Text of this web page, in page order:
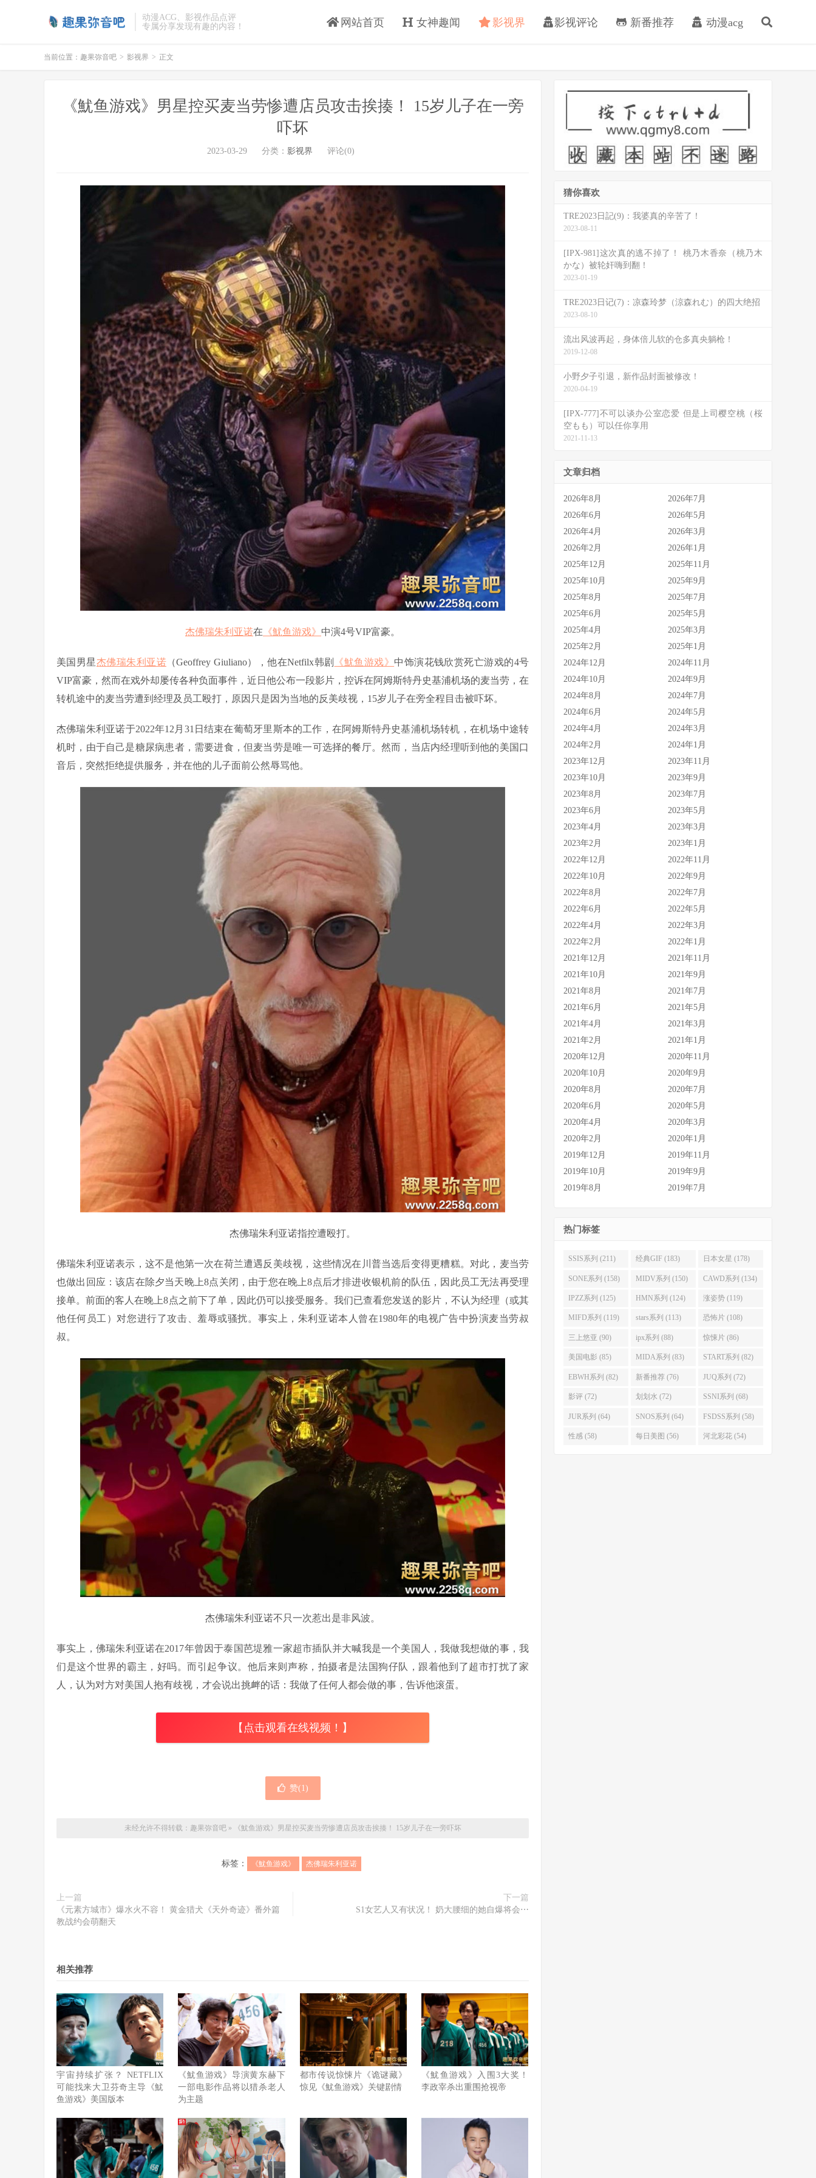
动漫ACG、影视作品点评
专属分享发现有趣的内容！
网站首页 女神趣闻 影视界 影视评论 新番推荐 动漫acg
当前位置： 趣果弥音吧 > 影视界 > 正文
《魷鱼游戏》男星控买麦当劳惨遭店员攻击挨揍！ 15岁儿子在一旁
吓坏
2023-03-29 分类： 影视界 评论(0)
杰佛瑞朱利亚诺在 《魷鱼游戏》 中演4号VIP富豪。
美国男星杰佛瑞朱利亚诺（Geoffrey Giuliano），他在Netfilx韩剧 《魷鱼游戏》 中饰演花钱欣赏死亡游戏的4号
VIP富豪，然而在戏外却屡传各种负面事件，近日他公布一段影片，控诉在阿姆斯特丹史基浦机场的麦当劳，在
转机途中的麦当劳遭到经理及员工殴打，原因只是因为当地的反美歧视，15岁儿子在旁全程目击被吓坏。
杰佛瑞朱利亚诺于2022年12月31日结束在葡萄牙里斯本的工作，在阿姆斯特丹史基浦机场转机，在机场中途转
机时，由于自己是糖尿病患者，需要进食，但麦当劳是唯一可选择的餐厅。然而，当店内经理听到他的美国口
音后，突然拒绝提供服务，并在他的儿子面前公然辱骂他。
杰佛瑞朱利亚诺指控遭殴打。
佛瑞朱利亚诺表示，这不是他第一次在荷兰遭遇反美歧视，这些情况在川普当选后变得更糟糕。对此，麦当劳
也做出回应：该店在除夕当天晚上8点关闭，由于您在晚上8点后才排进收银机前的队伍，因此员工无法再受理
接单。前面的客人在晚上8点之前下了单，因此仍可以接受服务。我们已查看您发送的影片，不认为经理（或其
他任何员工）对您进行了攻击、羞辱或骚扰。事实上，朱利亚诺本人曾在1980年的电视广告中扮演麦当劳叔
叔。
杰佛瑞朱利亚诺不只一次惹出是非风波。
事实上，佛瑞朱利亚诺在2017年曾因于泰国芭堤雅一家超市插队并大喊我是一个美国人，我做我想做的事，我
们是这个世界的霸主，好吗。而引起争议。他后来则声称，拍摄者是法国狗仔队，跟着他到了超市打扰了家
人，认为对方对美国人抱有歧视，才会说出挑衅的话：我做了任何人都会做的事，告诉他滚蛋。
【点击观看在线视频！】
赞(1)
未经允许不得转载： 趣果弥音吧» 《魷鱼游戏》男星控买麦当劳惨遭店员攻击挨揍！ 15岁儿子在一旁吓坏
标签： 《魷鱼游戏》 杰佛瑞朱利亚诺
上一篇
《元素方城市》爆水火不容！ 黄金猎犬《天外奇迹》番外篇
教战约会萌翻天
下一篇
S1女艺人又有状况！ 奶大腰细的她自爆将会⋯
相关推荐
宇宙持续扩张？ NETFLIX
可能找来大卫芬奇主导《魷
鱼游戏》美国版本
《魷鱼游戏》导演黄东赫下
一部电影作品将以猎杀老人
为主题
都市传说惊悚片《诡谜藏》
惊见《魷鱼游戏》关键剧情
《魷鱼游戏》入围3大奖！
李政宰杀出重围抢视帝
猜你喜欢
TRE2023日記(9)：我婆真的辛苦了！
2023-08-11
[IPX-981]这次真的逃不掉了！ 桃乃木香奈（桃乃木
かな）被轮奸嗨到翻！
2023-01-19
TRE2023日记(7)：凉森玲梦（涼森れむ）的四大绝招
2023-08-10
流出风波再起，身体倍儿软的仓多真央躺枪！
2019-12-08
小野夕子引退，新作品封面被修改！
2020-04-19
[IPX-777]不可以谈办公室恋爱 但是上司樱空桃（桜
空もも）可以任你享用
2021-11-13
文章归档
2026年8月
2026年7月
2026年6月
2026年5月
2026年4月
2026年3月
2026年2月
2026年1月
2025年12月
2025年11月
2025年10月
2025年9月
2025年8月
2025年7月
2025年6月
2025年5月
2025年4月
2025年3月
2025年2月
2025年1月
2024年12月
2024年11月
2024年10月
2024年9月
2024年8月
2024年7月
2024年6月
2024年5月
2024年4月
2024年3月
2024年2月
2024年1月
2023年12月
2023年11月
2023年10月
2023年9月
2023年8月
2023年7月
2023年6月
2023年5月
2023年4月
2023年3月
2023年2月
2023年1月
2022年12月
2022年11月
2022年10月
2022年9月
2022年8月
2022年7月
2022年6月
2022年5月
2022年4月
2022年3月
2022年2月
2022年1月
2021年12月
2021年11月
2021年10月
2021年9月
2021年8月
2021年7月
2021年6月
2021年5月
2021年4月
2021年3月
2021年2月
2021年1月
2020年12月
2020年11月
2020年10月
2020年9月
2020年8月
2020年7月
2020年6月
2020年5月
2020年4月
2020年3月
2020年2月
2020年1月
2019年12月
2019年11月
2019年10月
2019年9月
2019年8月
2019年7月
热门标签
SSIS系列 (211) 经典GIF (183) 日本女星 (178)
SONE系列 (158) MIDV系列 (150) CAWD系列 (134)
IPZZ系列 (125) HMN系列 (124) 涨姿势 (119)
MIFD系列 (119) stars系列 (113) 恐怖片 (108)
三上悠亚 (90) ipx系列 (88) 惊悚片 (86)
美国电影 (85) MIDA系列 (83) START系列 (82)
EBWH系列 (82) 新番推荐 (76) JUQ系列 (72)
影评 (72) 划划水 (72) SSNI系列 (68)
JUR系列 (64) SNOS系列 (64) FSDSS系列 (58)
性感 (58) 每日美图 (56) 河北彩花 (54)